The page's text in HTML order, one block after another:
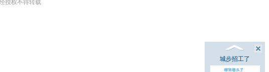
授权不得转载
城步招工了